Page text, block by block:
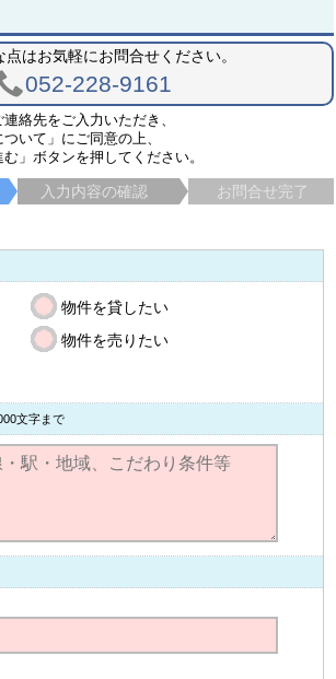
点はお気軽にお問合せください。
052-228-9161
絡先をご入力いただき、
いて」にご同意の上、
」ボタンを押してください。
入力内容の確認 お問合せ完了
物件を貸したい
物件を売りたい
文字まで